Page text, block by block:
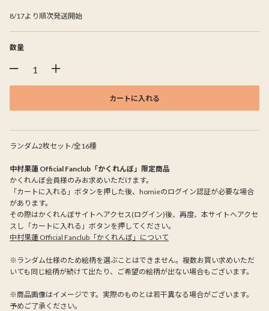
8/17より順次発送開始
数量
カートに入れる
ランダム2枚セット/全16種
中村果蓮 Official Fanclub「かくれんぼ」限定商品
かくれんぼ会員様のみお求めいただけます。
「カートに入れる」ボタンを押した後、homieのログイン認証が必要な場合
があります。
その際はかくれんぼサイトへアクセス(ログイン)後、再度、本サイトへアクセ
スし「カートに入れる」ボタンを押してください。
中村果蓮 Official Fanclub「かくれんぼ」について
※ランダム仕様のため絵柄を選ぶことはできません。複数お買い求めいただ
いても同じ絵柄が続けて出たり、ご希望の絵柄が出ない場合もございます。
※商品画像はイメージです。実際のものとは若干異なる場合がございます。
予めご了承ください。